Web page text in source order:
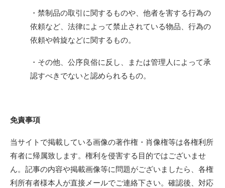
・禁制品の取引に関するものや、他者を害する行為の
依頼など、法律によって禁止されている物品、行為の
依頼や斡旋などに関するもの。
・その他、公序良俗に反し、または管理人によって承
認すべきでないと認められるもの。
免責事項
当サイトで掲載している画像の著作権・肖像権等は各権利所
有者に帰属致します。権利を侵害する目的ではございませ
ん。記事の内容や掲載画像等に問題がございましたら、各権
利所有者様本人が直接メールでご連絡下さい。確認後、対応